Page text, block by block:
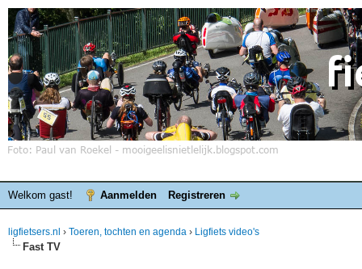
Welkom gast! Aanmelden Registreren
ligfietsers.nl › Toeren, tochten en agenda › Ligfiets video's
Fast TV